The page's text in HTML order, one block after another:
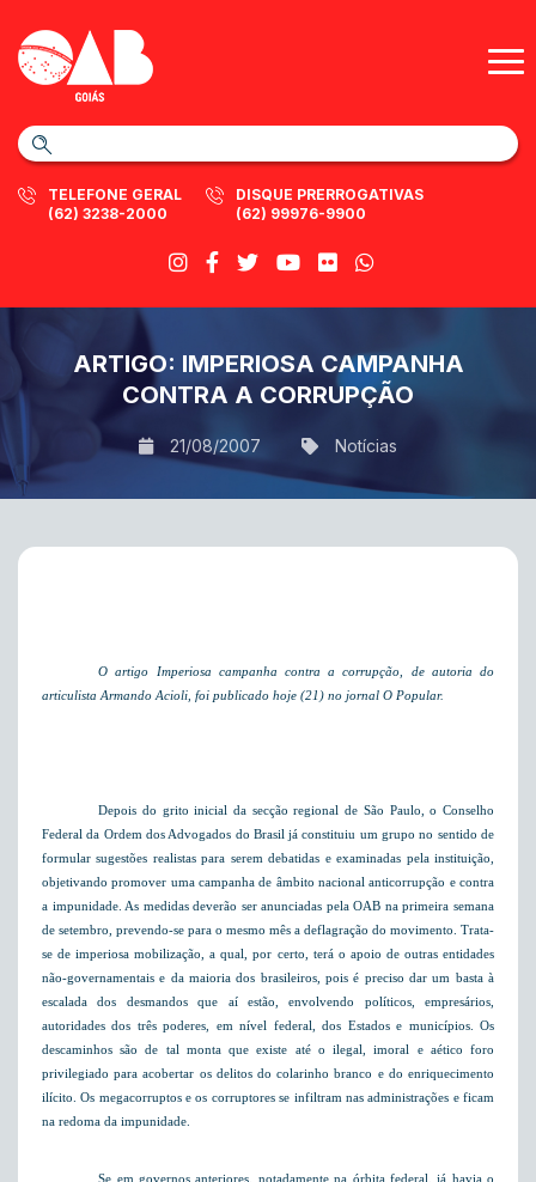
TELEFONE GERAL
(62) 3238-2000
DISQUE PRERROGATIVAS
(62) 99976-9900
ARTIGO: IMPERIOSA CAMPANHA
CONTRA A CORRUPÇÃO
21/08/2007 Notícias
O artigo Imperiosa campanha contra a corrupção, de autoria do
articulista Armando Acioli, foi publicado hoje (21) no jornal O Popular.
Depois do grito inicial da secção regional de São Paulo, o Conselho
Federal da Ordem dos Advogados do Brasil já constituiu um grupo no sentido de
formular sugestões realistas para serem debatidas e examinadas pela instituição,
objetivando promover uma campanha de âmbito nacional anticorrupção e contra
a impunidade. As medidas deverão ser anunciadas pela OAB na primeira semana
de setembro, prevendo-se para o mesmo mês a deflagração do movimento. Trata-
se de imperiosa mobilização, a qual, por certo, terá o apoio de outras entidades
não-governamentais e da maioria dos brasileiros, pois é preciso dar um basta à
escalada dos desmandos que aí estão, envolvendo políticos, empresários,
autoridades dos três poderes, em nível federal, dos Estados e municípios. Os
descaminhos são de tal monta que existe até o ilegal, imoral e aético foro
privilegiado para acobertar os delitos do colarinho branco e do enriquecimento
ilícito. Os megacorruptos e os corruptores se infiltram nas administrações e ficam
na redoma da impunidade.
Se em governos anteriores, notadamente na órbita federal, já havia o